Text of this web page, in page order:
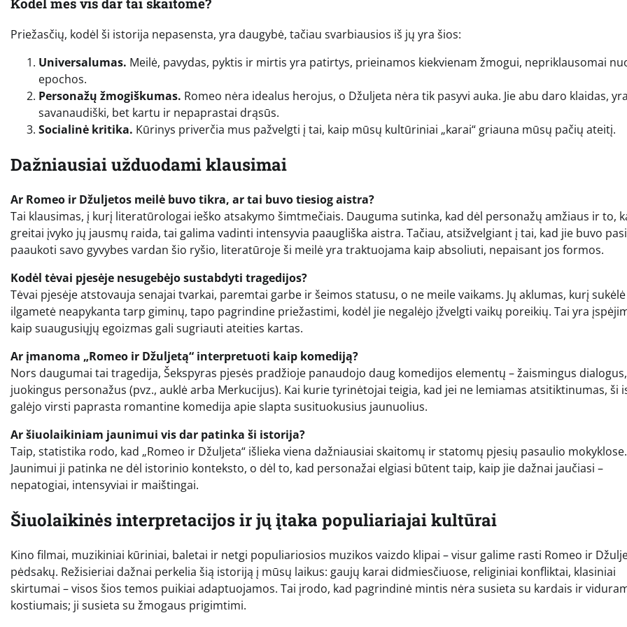
Priežasčių, kodėl ši istorija nepasensta, yra daugybė, tačiau svarbiausios iš jų yra šios:
Universalumas. Meilė, pavydas, pyktis ir mirtis yra patirtys, prieinamos kiekvienam žmogui, nepriklausomai
epochos.
Personažų žmogiškumas. Romeo nėra idealus herojus, o Džuljeta nėra tik pasyvi auka. Jie abu daro klaidas, yra
savanaudiški, bet kartu ir nepaprastai drąsūs.
Socialinė kritika. Kūrinys priverčia mus pažvelgti į tai, kaip mūsų kultūriniai „karai“ griauna mūsų pačių ateitį.
Dažniausiai užduodami klausimai
Ar Romeo ir Džuljetos meilė buvo tikra, ar tai buvo tiesiog aistra?
Tai klausimas, į kurį literatūrologai ieško atsakymo šimtmečiais. Dauguma sutinka, kad dėl personažų amžiaus ir to,
greitai įvyko jų jausmų raida, tai galima vadinti intensyvia paaugliška aistra. Tačiau, atsižvelgiant į tai, kad jie buvo
paaukoti savo gyvybes vardan šio ryšio, literatūroje ši meilė yra traktuojama kaip absoliuti, nepaisant jos formos.
Kodėl tėvai pjesėje nesugebėjo sustabdyti tragedijos?
Tėvai pjesėje atstovauja senajai tvarkai, paremtai garbe ir šeimos statusu, o ne meile vaikams. Jų aklumas, kurį sukėlė
ilgametė neapykanta tarp giminų, tapo pagrindine priežastimi, kodėl jie negalėjo įžvelgti vaikų poreikių. Tai yra
kaip suaugusiųjų egoizmas gali sugriauti ateities kartas.
Ar įmanoma „Romeo ir Džuljetą“ interpretuoti kaip komediją?
Nors daugumai tai tragedija, Šekspyras pjesės pradžioje panaudojo daug komedijos elementų – žaismingus dialogus,
juokingus personažus (pvz., auklė arba Merkucijus). Kai kurie tyrinėtojai teigia, kad jei ne lemiamas atsitiktinumas, ši
galėjo virsti paprasta romantine komedija apie slapta susituokusius jaunuolius.
Ar šiuolaikiniam jaunimui vis dar patinka ši istorija?
Taip, statistika rodo, kad „Romeo ir Džuljeta“ išlieka viena dažniausiai skaitomų ir statomų pjesių pasaulio mokyklose.
Jaunimui ji patinka ne dėl istorinio konteksto, o dėl to, kad personažai elgiasi būtent taip, kaip jie dažnai jaučiasi –
nepatogiai, intensyviai ir maištingai.
Šiuolaikinės interpretacijos ir jų įtaka populiariajai kultūrai
Kino filmai, muzikiniai kūriniai, baletai ir netgi populiariosios muzikos vaizdo klipai – visur galime rasti Romeo ir
pėdsakų. Režisieriai dažnai perkelia šią istoriją į mūsų laikus: gaujų karai didmiesčiuose, religiniai konfliktai, klasiniai
skirtumai – visos šios temos puikiai adaptuojamos. Tai įrodo, kad pagrindinė mintis nėra susieta su kardais ir
kostiumais; ji susieta su žmogaus prigimtimi.